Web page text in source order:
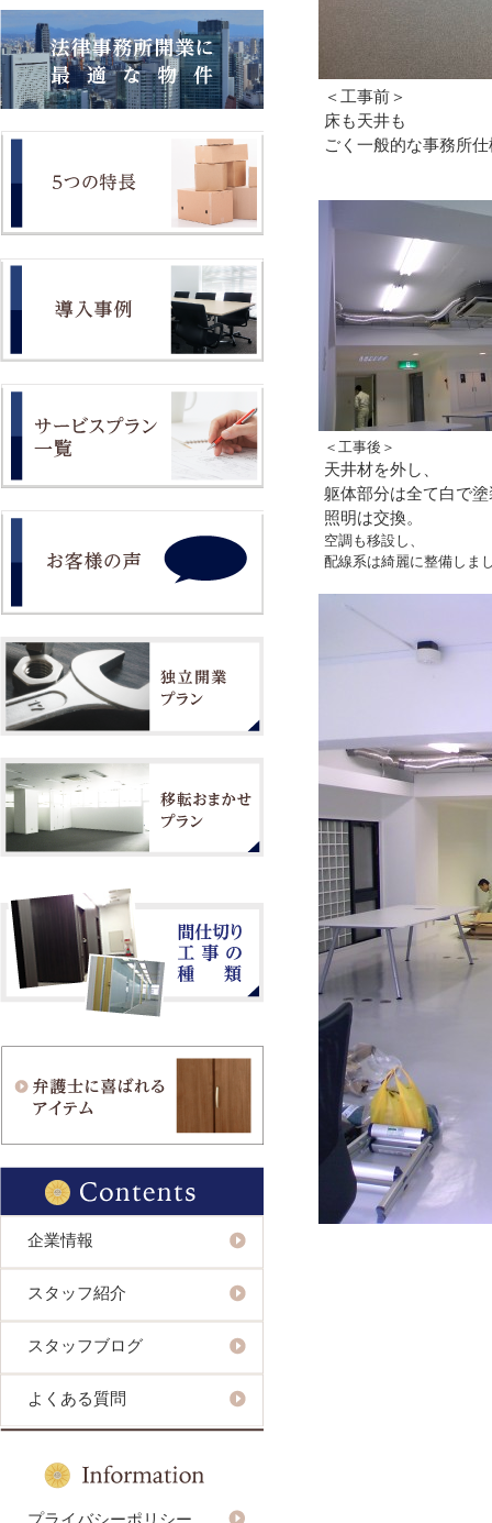
＜工事前＞
床も天井も
ごく一般的な事務所
＜工事後＞
天井材を外し、
躯体部分は全て白で塗
照明は交換。
空調も移設し、
配線系は綺麗に整備しま
企業情報
スタッフ紹介
スタッフブログ
よくある質問